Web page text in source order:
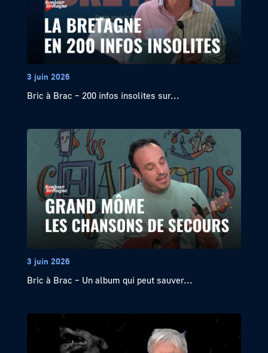
3 juin 2026
Bric à Brac – 200 infos insolites sur...
3 juin 2026
Bric à Brac – Un album qui peut sauver...